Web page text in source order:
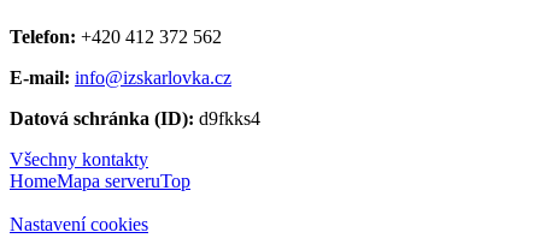
Telefon: +420 412 372 562
E-mail: info@izskarlovka.cz
Datová schránka (ID): d9fkks4
Všechny kontakty
HomeMapa serveruTop
Nastavení cookies